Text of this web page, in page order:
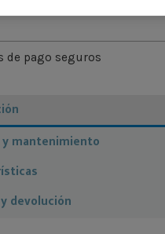
de pago seguros
mantenimiento
devolución